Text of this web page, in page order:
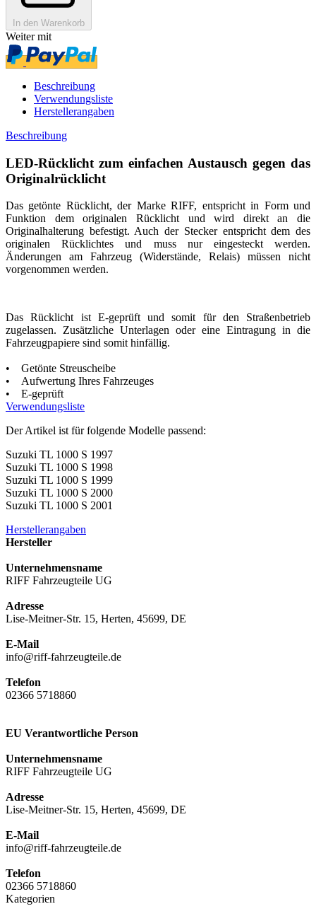
In den Warenkorb
Weiter mit
Beschreibung
Verwendungsliste
Herstellerangaben
Beschreibung
LED-Rücklicht zum einfachen Austausch gegen das
Originalrücklicht
Das getönte Rücklicht, der Marke RIFF, entspricht in Form und
Funktion dem originalen Rücklicht und wird direkt an die
Originalhalterung befestigt. Auch der Stecker entspricht dem des
originalen Rücklichtes und muss nur eingesteckt werden.
Änderungen am Fahrzeug (Widerstände, Relais) müssen nicht
vorgenommen werden.
Das Rücklicht ist E-geprüft und somit für den Straßenbetrieb
zugelassen. Zusätzliche Unterlagen oder eine Eintragung in die
Fahrzeugpapiere sind somit hinfällig.
• Getönte Streuscheibe
• Aufwertung Ihres Fahrzeuges
• E-geprüft
Verwendungsliste
Der Artikel ist für folgende Modelle passend:
Suzuki TL 1000 S 1997
Suzuki TL 1000 S 1998
Suzuki TL 1000 S 1999
Suzuki TL 1000 S 2000
Suzuki TL 1000 S 2001
Herstellerangaben
Hersteller
Unternehmensname
RIFF Fahrzeugteile UG
Adresse
Lise-Meitner-Str. 15, Herten, 45699, DE
E-Mail
info@riff-fahrzeugteile.de
Telefon
02366 5718860
EU Verantwortliche Person
Unternehmensname
RIFF Fahrzeugteile UG
Adresse
Lise-Meitner-Str. 15, Herten, 45699, DE
E-Mail
info@riff-fahrzeugteile.de
Telefon
02366 5718860
Kategorien